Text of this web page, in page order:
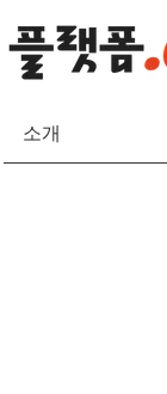
소개